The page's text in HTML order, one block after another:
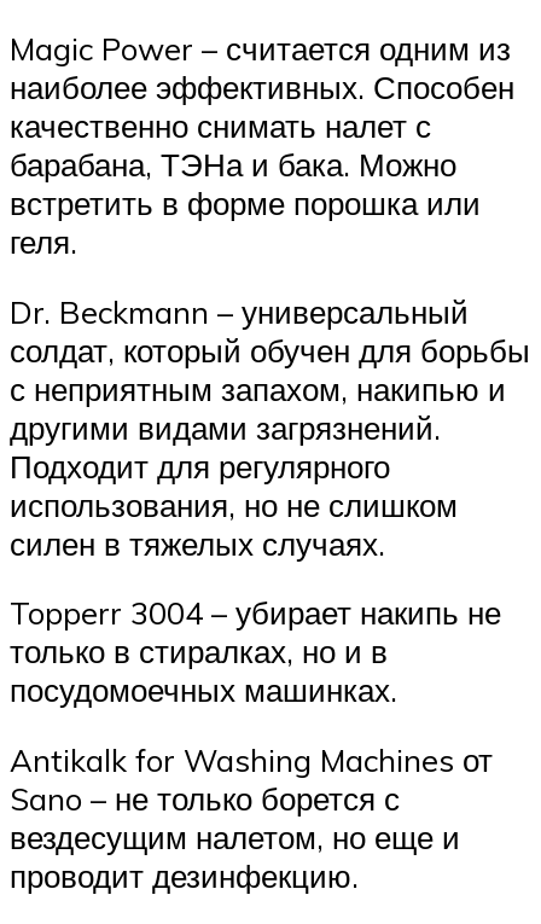
Magic Power – считается одним из
наиболее эффективных. Способен
качественно снимать налет с
барабана, ТЭНа и бака. Можно
встретить в форме порошка или
геля.
Dr. Beckmann – универсальный
солдат, который обучен для борьбы
с неприятным запахом, накипью и
другими видами загрязнений.
Подходит для регулярного
использования, но не слишком
силен в тяжелых случаях.
Topperr 3004 – убирает накипь не
только в стиралках, но и в
посудомоечных машинках.
Antikalk for Washing Machines от
Sano – не только борется с
вездесущим налетом, но еще и
проводит дезинфекцию.